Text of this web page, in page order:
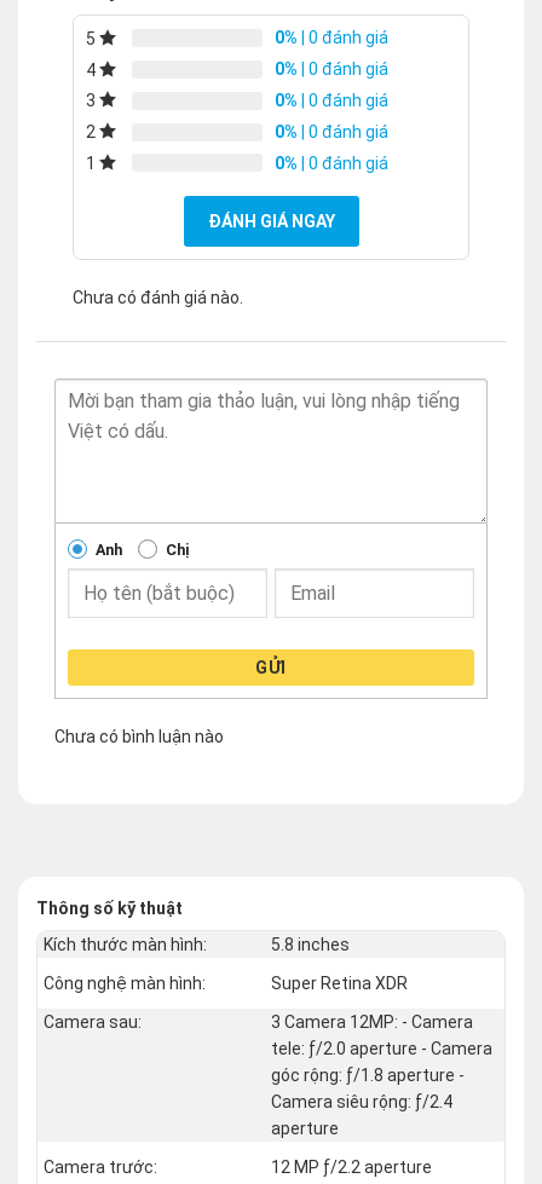
5 0% | 0 đánh giá
4
0% | 0 đánh giá
3
0% | 0 đánh giá
2
0% | 0 đánh giá
1
0% | 0 đánh giá
ĐÁNH GIÁ NGAY
Chưa có đánh giá nào.
Anh Chị
GỬI
Chưa có bình luận nào
Thông số kỹ thuật
Kích thước màn hình:
5.8 inches
Công nghệ màn hình:
Super Retina XDR
Camera sau:
3 Camera 12MP: - Camera
tele: ƒ/2.0 aperture - Camera
góc rộng: ƒ/1.8 aperture -
Camera siêu rộng: ƒ/2.4
aperture
Camera trước:
12 MP ƒ/2.2 aperture